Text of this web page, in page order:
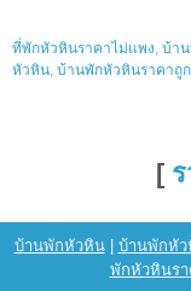
ที่พักหัวหินราคาไม่แพง, บ้า
หัวหิน, บ้านพักหัวหินราคาถูก
[
บ้านพักหัวหิน| บ้านพักหัว
พักหัวหินรา